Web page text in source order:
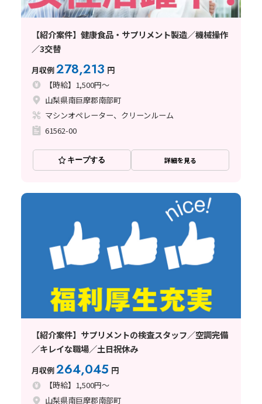
【紹介案件】健康食品・サプリメント製造／機械操作
／3交替
月収例278,213 円
【時給】1,500円～
山梨県南巨摩郡南部町
マシンオペレーター、クリーンルーム
61562-00
キープする 詳細を見る
【紹介案件】サプリメントの検査スタッフ／空調完備
／キレイな職場／土日祝休み
月収例264,045 円
【時給】1,500円～
山梨県南巨摩郡南部町